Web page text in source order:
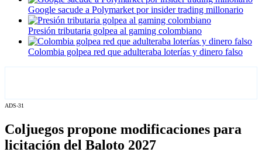
Google sacude a Polymarket por insider trading millonario
Presión tributaria golpea al gaming colombiano
Colombia golpea red que adulteraba loterías y dinero falso
ADS-31
Coljuegos propone modificaciones para
licitación del Baloto 2027